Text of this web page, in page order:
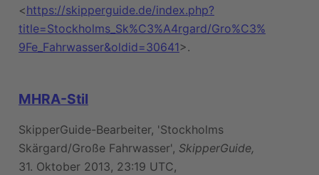
<https://skipperguide.de/index.php?
title=Stockholms_Sk%C3%A4rgard/Gro%C3%
9Fe_Fahrwasser&oldid=30641>.
MHRA-Stil
SkipperGuide-Bearbeiter, 'Stockholms
Skärgard/Große Fahrwasser', SkipperGuide,
31. Oktober 2013, 23:19 UTC,